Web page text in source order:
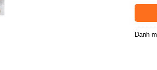
Danh